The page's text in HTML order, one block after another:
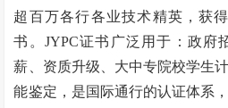
超百万各行各业技术精英，获
书。JYPC证书广泛用于：政府
薪、资质升级、大中专院校学生
能鉴定，是国际通行的认证体系